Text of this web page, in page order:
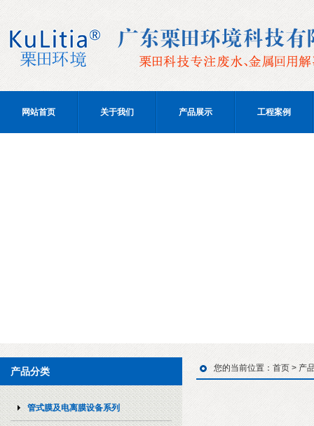
网站首页 关于我们 产品展示 工程案例
产品分类
管式膜及电离膜设备系列
您的当前位置： 首页 > 产